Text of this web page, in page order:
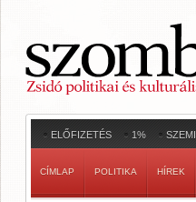
ELŐFIZETÉS 1%
CÍMLAP POLITIKA HÍREK